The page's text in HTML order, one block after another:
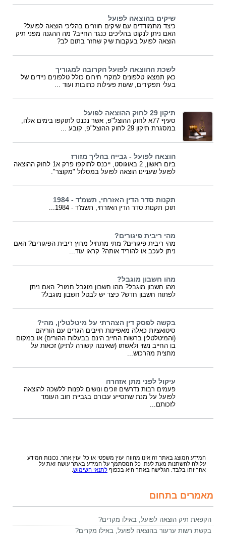
שיקים בהוצאה לפועל
כיצד מתמודדים עם שיקים חוזרים בהליכי הוצאה לפועל?
האם ניתן לנקוט בהליכים כנגד החייב? מה ההגנה מפני תיק
הוצאה לפועל בעקבות שיק שחזר בתום לב?
לשכת ההוצאה לפועל הקרובה למגוריך
כאן תמצאו טלפונים למקרי חירום כולל טלפונים ניידים של
בעלי תפקידים, שעות פעילות כתובות ועוד ...
תיקון 29 לחוק ההוצאה לפועל
סעיף 77א לחוק ההוצל"פ, אשר נכנס לתוקפו בימים אלה,
במסגרת תיקון 29 לחוק ההוצל"פ, קובע ...
הוצאה לפועל - גבייה בהליך מזורז
ביום ראשון, 2 באוגוסט, ייכנס לתוקפו פרק א1 לחוק ההוצאה
לפועל שעניינו הוצאה לפועל במסלול "מקוצר".
תקנות סדר הדין האזרחי, תשמ'ד - 1984
תוכן תקנות סדר הדין האזרחי, תשמ'ד - 1984...
מהי ריבית פיגורים?
מהי ריבית פיגורים? מתי מתחיל מרוץ ריבית הפיגורים? האם
ניתן לעכב או להוריד אותה? קראו עוד...
מהו חשבון מוגבל?
מהו חשבון מוגבל? מהו חשבון מוגבל חמור? האם ניתן
לפתוח חשבון חדש? כיצד יש לבטל חשבון מוגבל?
בקשה לפסק דין הצהרתי על מיטלטלין, מהי?
סיטואציות כאלה מאפיינות חייבים הגרים עם הוריהם
(והמיטלטלין ברשות החייב הינם בבעלות ההורים) או במקום
בו החייב נשוי ולאשתו (שאיננה קשורה לתיק) זכאות על
מחצית מהרכוש...
עיקול לפני מתן אזהרה
פעמים רבות נדרשים זוכים ונושים לפנות ללשכה להוצאה
לפועל על מנת שתסייע עבורם בגביית חוב העומד
לזכותם...
המידע המוצג באתר זה אינו מהווה יעוץ משפטי או כל יעוץ אחר. נכונות המידע
עלולה להשתנות מעת לעת. כל המסתמך על המידע באתר עושה זאת על
אחריותו בלבד. הגלישה באתר היא בכפוף לתנאי השימוש
מאמרים בתחום
הקפאת תיק הוצאה לפועל, באילו מקרים?
בקשת רשות ערעור בהוצאה לפועל, באילו מקרים?